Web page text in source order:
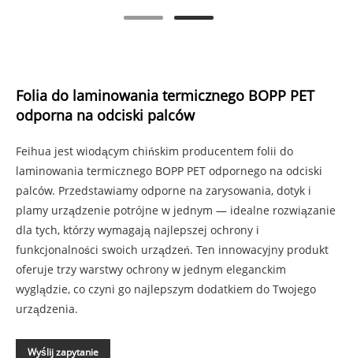
Folia do laminowania termicznego BOPP PET
odporna na odciski palców
Feihua jest wiodącym chińskim producentem folii do
laminowania termicznego BOPP PET odpornego na odciski
palców. Przedstawiamy odporne na zarysowania, dotyk i
plamy urządzenie potrójne w jednym — idealne rozwiązanie
dla tych, którzy wymagają najlepszej ochrony i
funkcjonalności swoich urządzeń. Ten innowacyjny produkt
oferuje trzy warstwy ochrony w jednym eleganckim
wyglądzie, co czyni go najlepszym dodatkiem do Twojego
urządzenia.
Wyślij zapytanie